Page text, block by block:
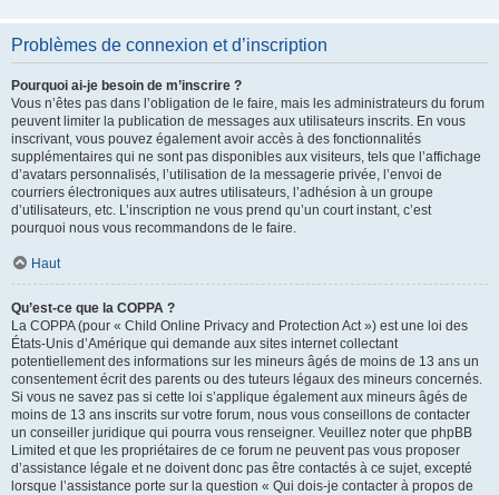
Problèmes de connexion et d’inscription
Pourquoi ai-je besoin de m’inscrire ?
Vous n’êtes pas dans l’obligation de le faire, mais les administrateurs du forum
peuvent limiter la publication de messages aux utilisateurs inscrits. En vous
inscrivant, vous pouvez également avoir accès à des fonctionnalités
supplémentaires qui ne sont pas disponibles aux visiteurs, tels que l’affichage
d’avatars personnalisés, l’utilisation de la messagerie privée, l’envoi de
courriers électroniques aux autres utilisateurs, l’adhésion à un groupe
d’utilisateurs, etc. L’inscription ne vous prend qu’un court instant, c’est
pourquoi nous vous recommandons de le faire.
Haut
Qu’est-ce que la COPPA ?
La COPPA (pour « Child Online Privacy and Protection Act ») est une loi des
États-Unis d’Amérique qui demande aux sites internet collectant
potentiellement des informations sur les mineurs âgés de moins de 13 ans un
consentement écrit des parents ou des tuteurs légaux des mineurs concernés.
Si vous ne savez pas si cette loi s’applique également aux mineurs âgés de
moins de 13 ans inscrits sur votre forum, nous vous conseillons de contacter
un conseiller juridique qui pourra vous renseigner. Veuillez noter que phpBB
Limited et que les propriétaires de ce forum ne peuvent pas vous proposer
d’assistance légale et ne doivent donc pas être contactés à ce sujet, excepté
lorsque l’assistance porte sur la question « Qui dois-je contacter à propos de